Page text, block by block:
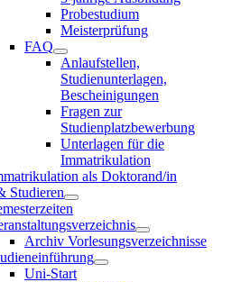
Probestudium
Meisterprüfung
FAQ
Anlaufstellen,
Studienunterlagen,
Bescheinigungen
Fragen zur
Studienplatzbewerbung
Unterlagen für die
Immatrikulation
als Doktorand/in
Studieren
Archiv Vorlesungsverzeichnisse
Uni-Start